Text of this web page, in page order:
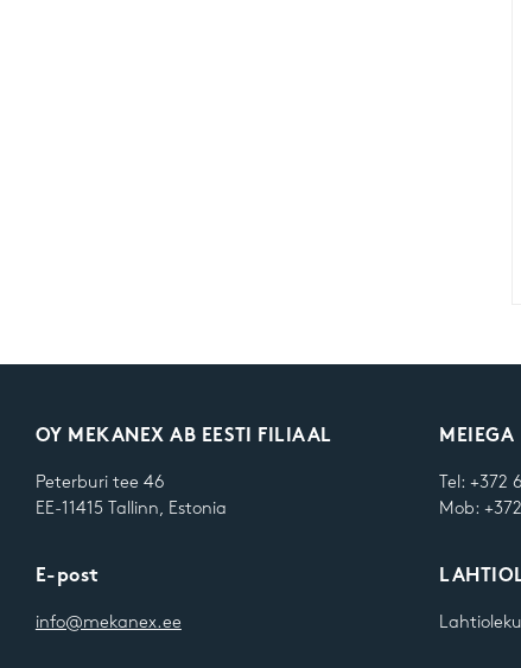
OY MEKANEX AB EESTI FILIAAL
Peterburi tee 46
EE-11415 Tallinn, Estonia
E-post
info@mekanex.ee
MEIEGA
Tel: +372
Mob: